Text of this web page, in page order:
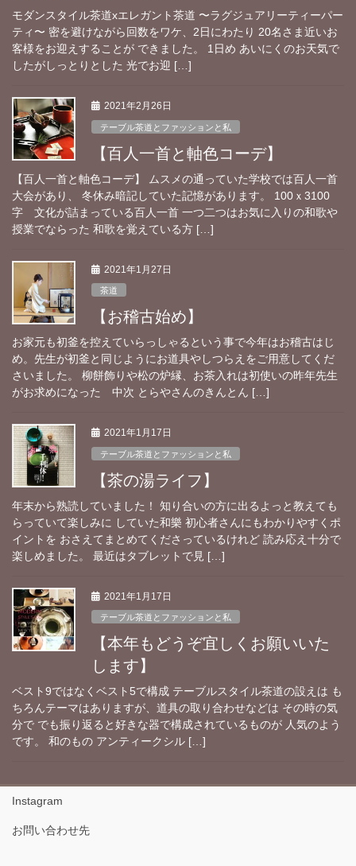
モダンスタイル茶道xエレガント茶道 〜ラグジュアリーティーパー
ティ〜 密を避けながら回数をワケ、2日にわたり 20名さま近いお
客様をお迎えすることが できました。 1日め あいにくのお天気で
したがしっとりとした 光でお迎 […]
2021年2月26日
テーブル茶道とファッションと私
【百人一首と軸色コーデ】
【百人一首と軸色コーデ】 ムスメの通っていた学校では百人一首
大会があり、 冬休み暗記していた記憶があります。 100ｘ3100
字 文化が詰まっている百人一首 一つ二つはお気に入りの和歌や
授業でならった 和歌を覚えている方 […]
2021年1月27日
茶道
【お稽古始め】
お家元も初釜を控えていらっしゃるという事で今年はお稽古はじ
め。先生が初釜と同じようにお道具やしつらえをご用意してくだ
さいました。 柳餅飾りや松の炉縁、お茶入れは初使いの昨年先生
がお求めになった 中次 とらやさんのきんとん […]
2021年1月17日
テーブル茶道とファッションと私
【茶の湯ライフ】
年末から熟読していました！ 知り合いの方に出るよっと教えても
らっていて楽しみに していた和樂 初心者さんにもわかりやすくポ
イントを おさえてまとめてくださっているけれど 読み応え十分で
楽しめました。 最近はタブレットで見 […]
2021年1月17日
テーブル茶道とファッションと私
【本年もどうぞ宜しくお願いいた
します】
ベスト9ではなくベスト5で構成 テーブルスタイル茶道の設えは も
ちろんテーマはありますが、道具の取り合わせなどは その時の気
分で でも振り返ると好きな器で構成されているものが 人気のよう
です。 和のもの アンティークシル […]
Instagram
お問い合わせ先